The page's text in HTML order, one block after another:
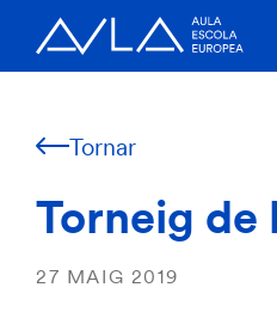
Tornar
Torneig de
27 MAIG 2019